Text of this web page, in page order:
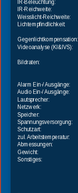
IR-Beleuchtung:
IR-Reichweite:
Weisslicht-Reichweite:
Lichtempfindlichkeit:
Gegenlichtkompensation:
Videoanalyse (KI&IVS):
Bildraten:
Alarm Ein-/ Ausgänge:
Audio Ein-/ Ausgänge:
Lautsprecher:
Netzwerk:
Speicher:
Spannungsversorgung:
Schutzart:
zul. Arbeitstemperatur:
Abmessungen:
Gewicht:
Sonstiges: